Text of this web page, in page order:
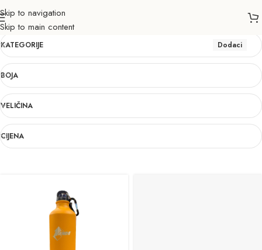
Skip to navigation
Skip to main content
Dodaci
KATEGORIJE Dodaci
BOJA
VELIČINA
CIJENA